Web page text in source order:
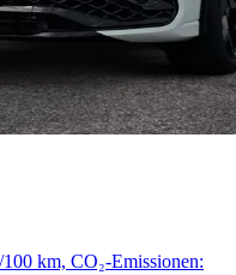
km, CO₂-Emissionen: